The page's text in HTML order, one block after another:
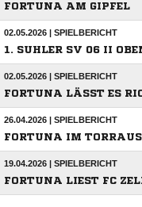
FORTUNA AM GIPFEL
02.05.2026 | SPIELBERICHT
1. SUHLER SV 06 II
02.05.2026 | SPIELBERICHT
FORTUNA LÄSST ES
26.04.2026 | SPIELBERICHT
FORTUNA IM
19.04.2026 | SPIELBERICHT
FORTUNA LIEST FC